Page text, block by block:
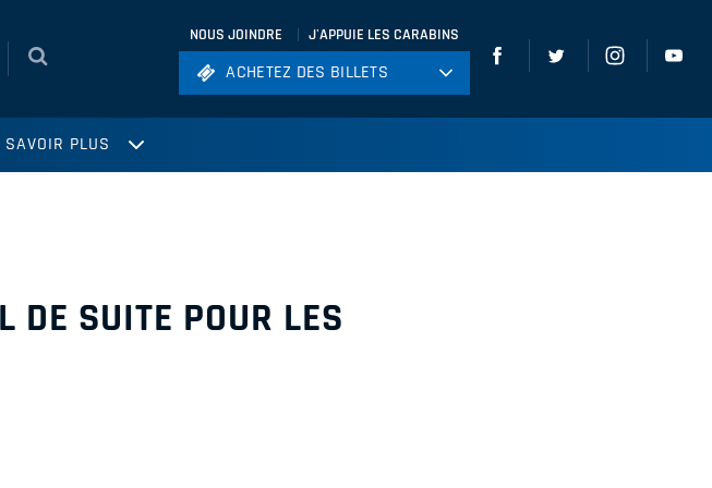
NOUS JOINDRE J'APPUIE LES CARABINS
ACHETEZ DES BILLETS
ACHETEZ DES BILLETS
SAVOIR PLUS
DE SUITE POUR LES